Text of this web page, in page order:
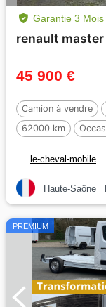
Garantie 3 Mois
renault
45 900 €
Camion à vendre
62000 km
le-cheval-mobile
Haute-Saône
PREMIUM